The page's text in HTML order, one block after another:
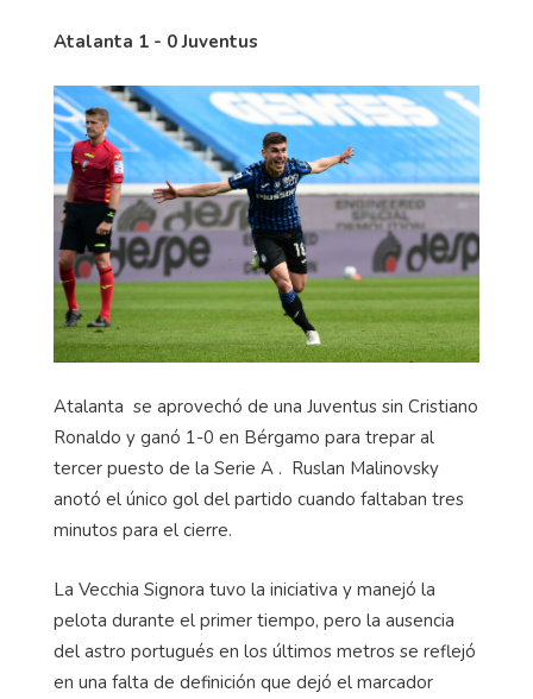
Atalanta 1 - 0 Juventus
Atalanta se aprovechó de una Juventus sin Cristiano
Ronaldo y ganó 1-0 en Bérgamo para trepar al
tercer puesto de la Serie A . Ruslan Malinovsky
anotó el único gol del partido cuando faltaban tres
minutos para el cierre.
La Vecchia Signora tuvo la iniciativa y manejó la
pelota durante el primer tiempo, pero la ausencia
del astro portugués en los últimos metros se reflejó
en una falta de definición que dejó el marcador